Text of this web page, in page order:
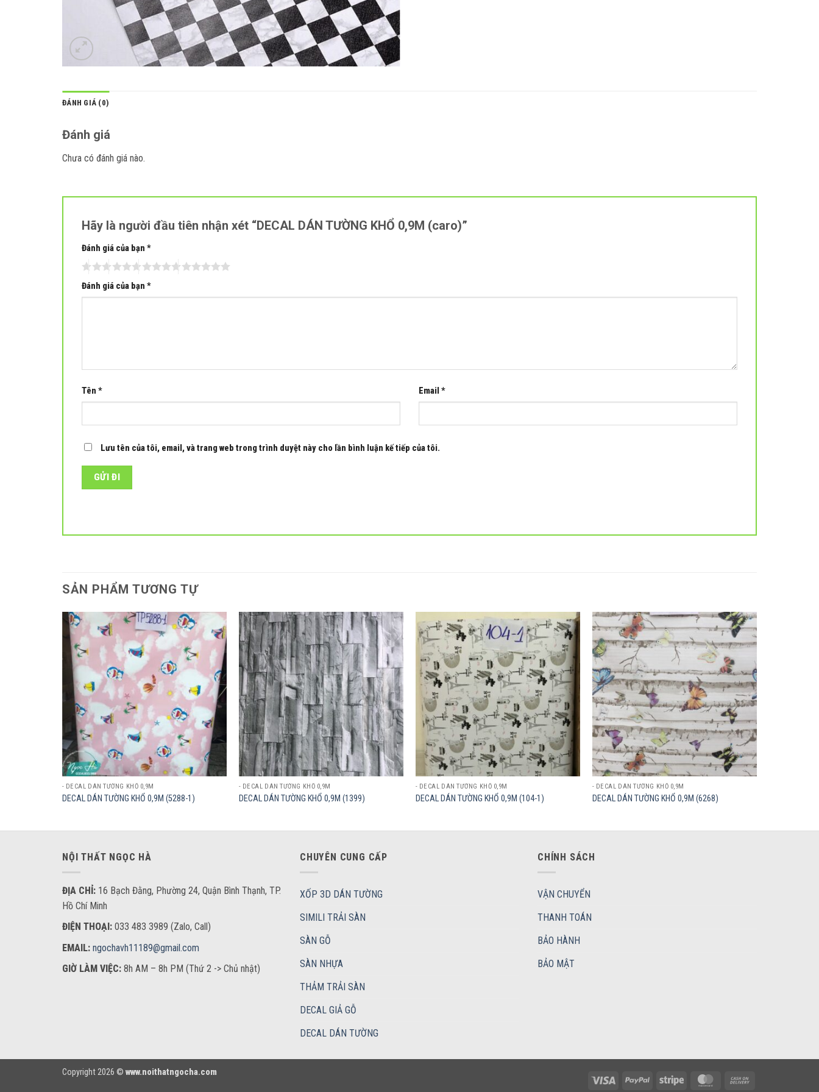
ĐÁNH GIÁ (0)
Đánh giá
Chưa có đánh giá nào.
Hãy là người đầu tiên nhận xét “DECAL DÁN TƯỜNG KHỔ 0,9M (caro)”
Đánh giá của bạn *
Đánh giá của bạn *
Tên * Email*
Lưu tên của tôi, email, và trang web trong trình duyệt này cho lần bình luận kế tiếp của tôi.
SẢN PHẨM TƯƠNG TỰ
wishlist
- DECAL DÁN TƯỜNG KHỔ 0,9M
DECAL DÁN TƯỜNG KHỔ 0,9M (5288-1)
Add to
wishlist
- DECAL DÁN TƯỜNG KHỔ 0,9M
DECAL DÁN TƯỜNG KHỔ 0,9M (1399)
Add to
wishlist
- DECAL DÁN TƯỜNG KHỔ 0,9M
DECAL DÁN TƯỜNG KHỔ 0,9M (104-1)
Add to
wishlist
- DECAL DÁN TƯỜNG KHỔ 0,9M
DECAL DÁN TƯỜNG KHỔ 0,9M (6268)
NỘI THẤT NGỌC HÀ
ĐỊA CHỈ: 16 Bạch Đằng, Phường 24, Quận Bình Thạnh, TP.
Hồ Chí Minh
ĐIỆN THOẠI: 033 483 3989 (Zalo, Call)
EMAIL: ngochavh11189@gmail.com
GIỜ LÀM VIỆC: 8h AM – 8h PM (Thứ 2 -> Chủ nhật)
CHUYÊN CUNG CẤP
XỐP 3D DÁN TƯỜNG
SIMILI TRẢI SÀN
SÀN GỖ
SÀN NHỰA
THẢM TRẢI SÀN
DECAL GIẢ GỖ
DECAL DÁN TƯỜNG
CHÍNH SÁCH
VẬN CHUYỂN
THANH TOÁN
BẢO HÀNH
BẢO MẬT
Visa PayPal Stripe MasterCard
Copyright 2026 © www.noithatngocha.com